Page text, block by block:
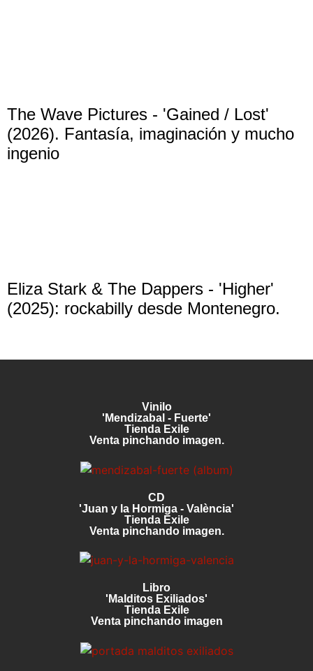
The Wave Pictures - 'Gained / Lost'
(2026). Fantasía, imaginación y mucho
ingenio
Eliza Stark & The Dappers - 'Higher'
(2025): rockabilly desde Montenegro.
Vinilo
'Mendizabal - Fuerte'
Tienda Exile
Venta pinchando imagen.
CD
'Juan y la Hormiga - València'
Tienda Exile
Venta pinchando imagen.
Libro
'Malditos Exiliados'
Tienda Exile
Venta pinchando imagen